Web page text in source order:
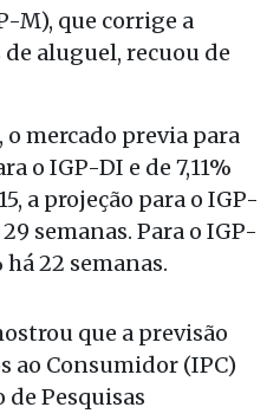
M), que corrige a
aluguel, recuou de
o mercado previa para
o IGP-DI e de 7,11%
a projeção para o IGP-
semanas. Para o IGP-
22 semanas.
que a previsão
ao Consumidor (IPC)
Pesquisas